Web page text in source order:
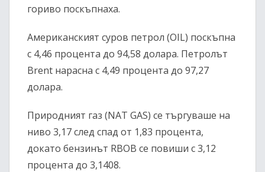
гориво поскъпнаха.
Американският суров петрол (OIL) поскъпна
с 4,46 процента до 94,58 долара. Петролът
Brent нарасна с 4,49 процента до 97,27
долара.
Природният газ (NAT GAS) се търгуваше на
ниво 3,17 след спад от 1,83 процента,
докато бензинът RBOB се повиши с 3,12
процента до 3,1408.